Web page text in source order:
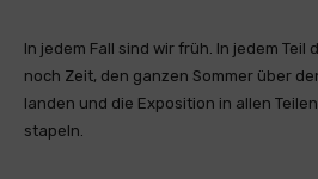
In jedem Fall sind wir früh. In jedem Teil
noch Zeit, den ganzen Sommer über
landen und die Exposition in allen
stapeln.